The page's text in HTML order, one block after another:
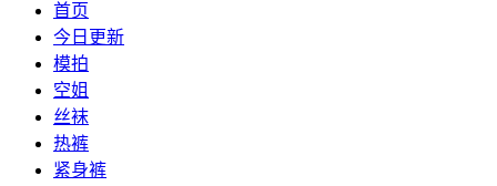
首页
今日更新
模拍
空姐
丝袜
热裤
紧身裤